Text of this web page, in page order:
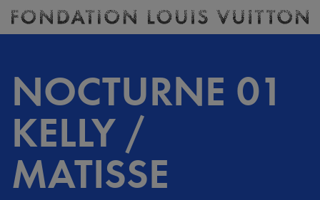
Fondation
Accueil
NOCTURNE 01
KELLY /
MATISSE
Billetterie